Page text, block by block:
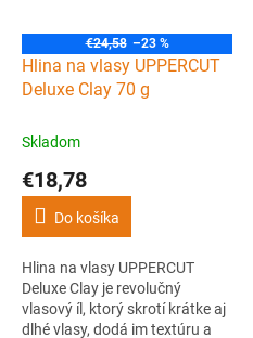
€24,58 –23 %
Hlina na vlasy UPPERCUT
Deluxe Clay 70 g
Skladom
€18,78
Do košíka
Hlina na vlasy UPPERCUT
Deluxe Clay je revolučný
vlasový íl, ktorý skrotí krátke aj
dlhé vlasy, dodá im textúru a